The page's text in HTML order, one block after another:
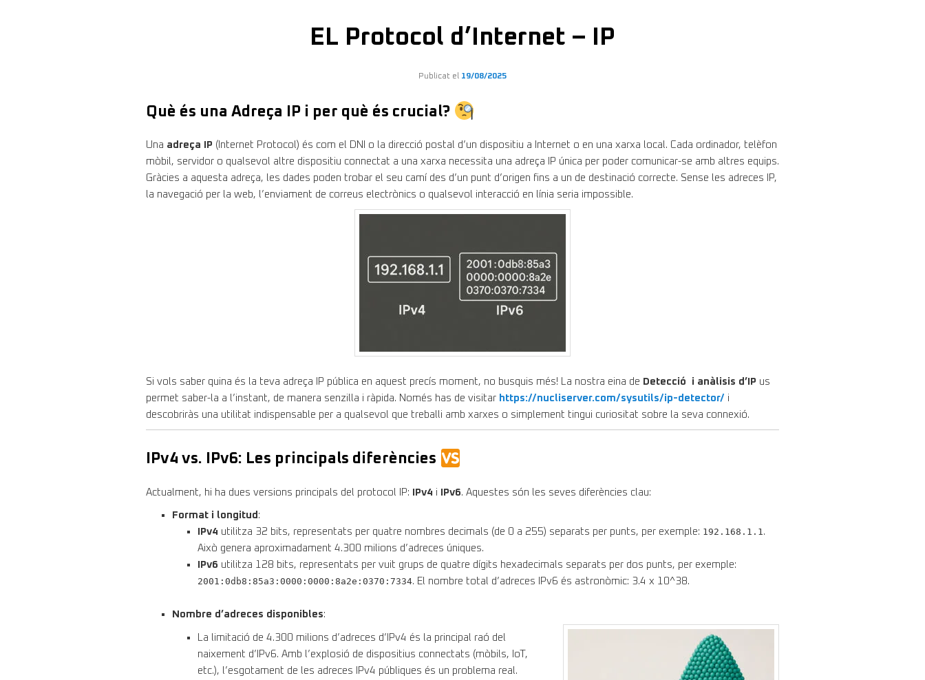
EL Protocol d’Internet – IP
Publicat el 19/08/2025
Què és una Adreça IP i per què és crucial?
Una adreça IP (Internet Protocol) és com el DNI o la direcció postal d’un dispositiu a Internet o en una xarxa local. Cada ordinador, telèfon
mòbil, servidor o qualsevol altre dispositiu connectat a una xarxa necessita una adreça IP única per poder comunicar-se amb altres equips.
Gràcies a aquesta adreça, les dades poden trobar el seu camí des d’un punt d’origen fins a un de destinació correcte. Sense les adreces IP,
la navegació per la web, l’enviament de correus electrònics o qualsevol interacció en línia seria impossible.
Si vols saber quina és la teva adreça IP pública en aquest precís moment, no busquis més! La nostra eina de Detecció i anàlisis d’IP us
permet saber-la a l’instant, de manera senzilla i ràpida. Només has de visitar https://nucliserver.com/sysutils/ip-detector/ i
descobriràs una utilitat indispensable per a qualsevol que treballi amb xarxes o simplement tingui curiositat sobre la seva connexió.
IPv4 vs. IPv6: Les principals diferències
Actualment, hi ha dues versions principals del protocol IP: IPv4 i IPv6. Aquestes són les seves diferències clau:
Format i longitud :
IPv4 utilitza 32 bits, representats per quatre nombres decimals (de 0 a 255) separats per punts, per exemple: 192.168.1.1.
Això genera aproximadament 4.300 milions d’adreces úniques.
IPv6 utilitza 128 bits, representats per vuit grups de quatre dígits hexadecimals separats per dos punts, per exemple:
2001:0db8:85a3:0000:0000:8a2e:0370:7334. El nombre total d’adreces IPv6 és astronòmic: 3.4 x 10^38.
Nombre d’adreces disponibles:
La limitació de 4.300 milions d’adreces d’IPv4 és la principal raó del
naixement d’IPv6. Amb l’explosió de dispositius connectats (mòbils, IoT,
etc.), l’esgotament de les adreces IPv4 públiques és un problema real.